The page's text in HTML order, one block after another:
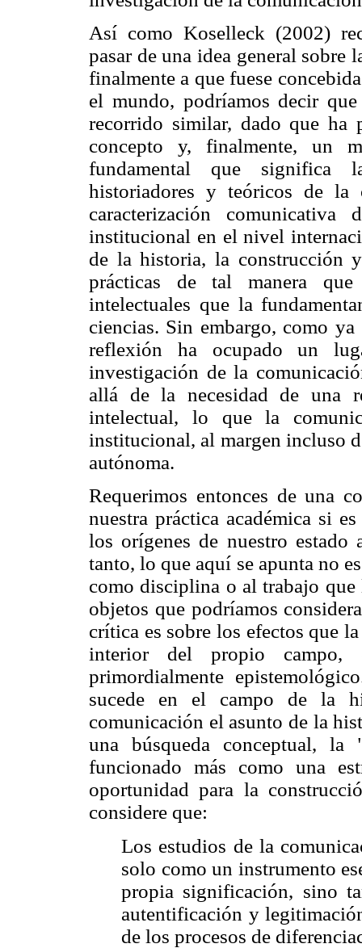
Así como Koselleck (2002)
pasar de una idea general
finalmente a que fuese
el mundo, podríamos decir
recorrido similar, dado que ha
concepto y, finalmente, un
fundamental que significa
historiadores y teóricos de la
caracterización
institucional en el nivel
de la historia, la construcción
prácticas de tal manera
intelectuales que la
ciencias. Sin embargo, como
reflexión ha ocupado un
investigación de la
allá de la necesidad de una
intelectual, lo que la
institucional, al margen incluso
autónoma.
Requerimos entonces de una
nuestra práctica académica si
los orígenes de nuestro
tanto, lo que aquí se apunta no
como disciplina o al trabajo que
objetos que podríamos
crítica es sobre los efectos que
interior del propio
primordialmente
sucede en el campo de la
comunicación el asunto de la
una búsqueda conceptual,
funcionado más como una
oportunidad para la
considere que:
Los estudios de la
solo como un instrumento
propia significación, sino
autentificación y
de los procesos de